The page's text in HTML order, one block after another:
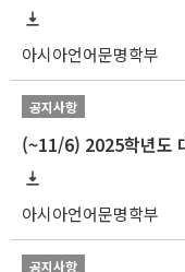
아시아언어문명학부
공지사항
아시아언어문명학부
공지사항